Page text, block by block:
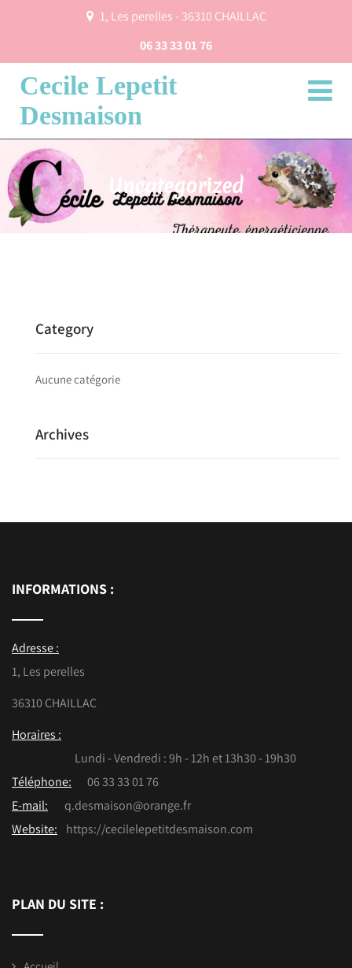
1, Les perelles - 36310 CHAILLAC
06 33 33 01 76
Cecile Lepetit
Desmaison
Uncategorized
Category
Aucune catégorie
Archives
INFORMATIONS :
Adresse :
1, Les perelles
36310 CHAILLAC
Horaires :
Lundi - Vendredi : 9h - 12h et 13h30 - 19h30
Téléphone:
06 33 33 01 76
E-mail:
q.desmaison@orange.fr
Website:
https://cecilelepetitdesmaison.com
PLAN DU SITE :